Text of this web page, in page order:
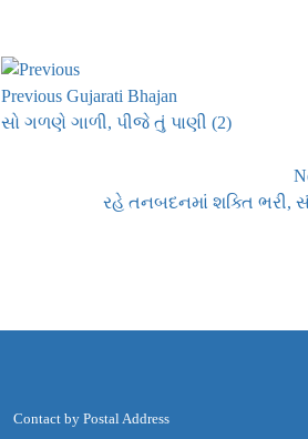
Previous Gujarati Bhajan
સો ગળણે ગાળી, પીજે તું પાણી (2)
રહે તનબદનમાં શક્તિ ભરી,
Contact by Postal Address